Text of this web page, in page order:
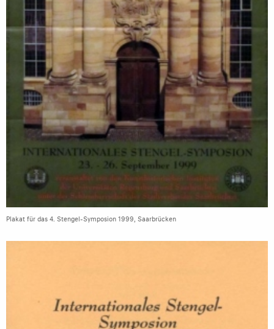
Plakat für das 4. Stengel-Symposion 1999, Saarbrücken